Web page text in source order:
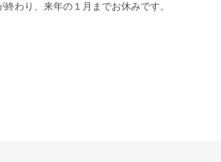
終わり、来年の１月までお休みです。